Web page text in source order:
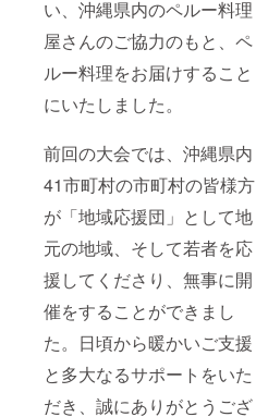
い、沖縄県内のペルー料理
屋さんのご協力のもと、ペ
ルー料理をお届けすること
にいたしました。
前回の大会では、沖縄県内
41市町村の市町村の皆様方
が「地域応援団」として地
元の地域、そして若者を応
援してくださり、無事に開
催をすることができまし
た。日頃から暖かいご支援
と多大なるサポートをいた
だき、誠にありがとうござ